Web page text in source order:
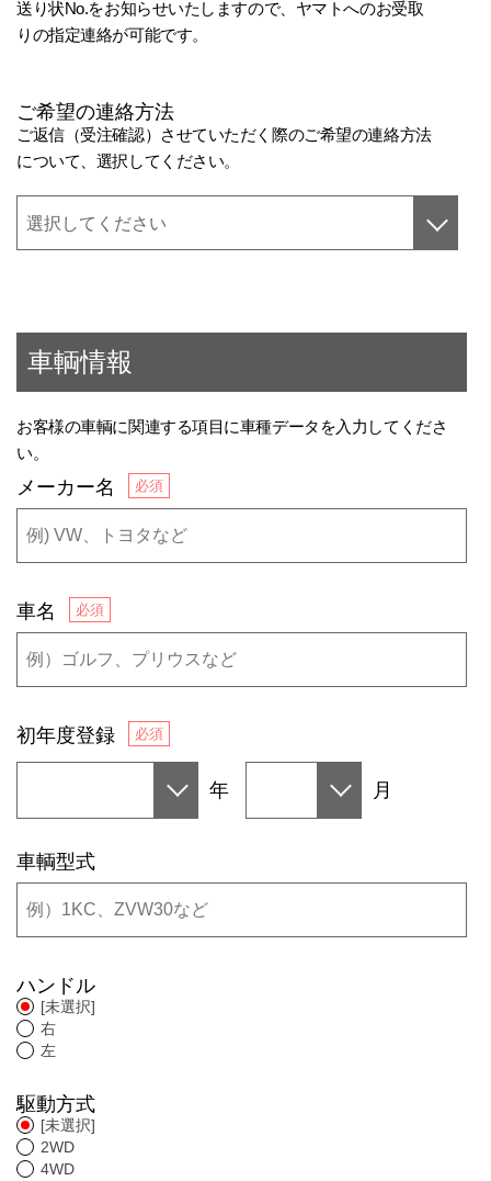
送り状No.をお知らせいたしますので、ヤマトへのお受取
りの指定連絡が可能です。
ご希望の連絡方法
ご返信（受注確認）させていただく際のご希望の連絡方法
について、選択してください。
車輌情報
お客様の車輌に関連する項目に車種データを入力してくださ
い。
メーカー名
車名
初年度登録
年 月
車輌型式
ハンドル
[未選択]
右
左
駆動方式
[未選択]
2WD
4WD